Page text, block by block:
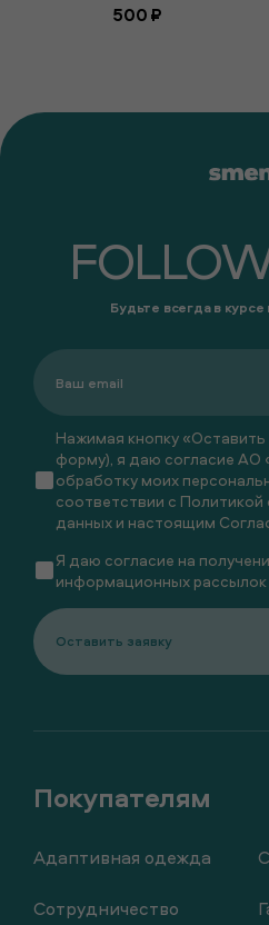
500 ₽
Адаптивная одежда
Сотрудничество
Будьте всегда в курсе
Нажимая кнопку «Оставить
форму), я даю согласие
обработку моих
соответствии с Политикой
данных и настоящим
Я даю согласие на
информационных рассылок
Оставить заявку